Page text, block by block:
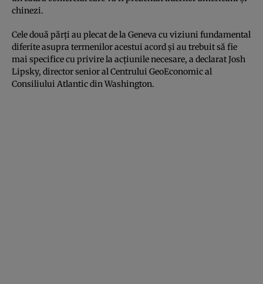
chinezi.
Cele două părți au plecat de la Geneva cu viziuni fundamental
diferite asupra termenilor acestui acord și au trebuit să fie
mai specifice cu privire la acțiunile necesare, a declarat Josh
Lipsky, director senior al Centrului GeoEconomic al
Consiliului Atlantic din Washington.